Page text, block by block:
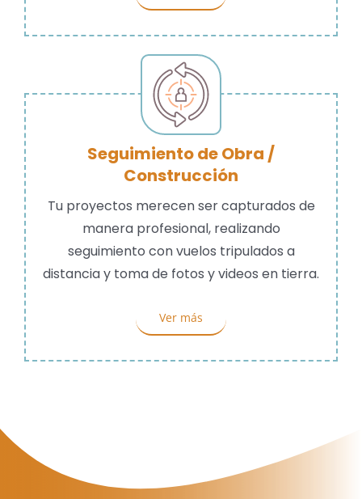
Seguimiento de Obra /
Construcción
Tu proyectos merecen ser capturados de
manera profesional, realizando
seguimiento con vuelos tripulados a
distancia y toma de fotos y videos en tierra.
Ver más